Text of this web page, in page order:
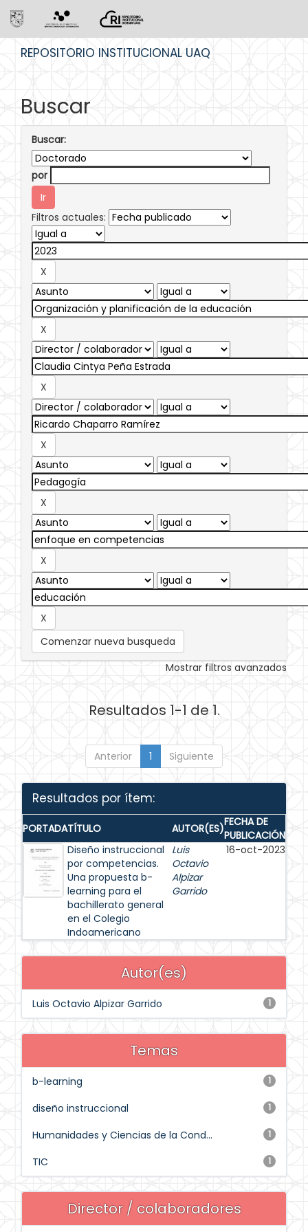
REPOSITORIO INSTITUCIONAL UAQ
Buscar
Buscar:
por
Filtros actuales:
Comenzar nueva busqueda
Mostrar filtros avanzados
Resultados 1-1 de 1.
Anterior 1 Siguiente
Resultados por ítem:
PORTADATÍTULO AUTOR(ES)FECHA DE
PUBLICACIÓN
Diseño instruccional
por competencias.
Una propuesta b-
learning para el
bachillerato general
en el Colegio
Indoamericano
Luis
Octavio
Alpizar
Garrido
16-oct-2023
Autor(es)
1
Luis Octavio Alpizar Garrido
Temas
1
b-learning
1
diseño instruccional
1
Humanidades y Ciencias de la Cond...
1
TIC
Director / colaboradores